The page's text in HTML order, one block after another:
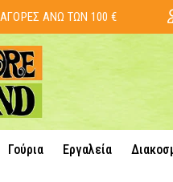
ΑΝΩ ΤΩΝ 100 €
Γούρια Εργαλεία